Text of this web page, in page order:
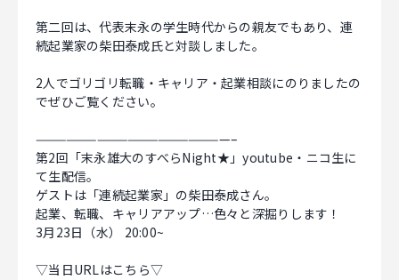
ニュース
イベント
出版
社長ブログ
CAREER
第二回は、代表末永の学生時代からの親友でもあり、連
続起業家の柴田泰成氏と対談しました。
2人でゴリゴリ転職・キャリア・起業相談にのりましたの
でぜひご覧ください。
———————————————————–
第2回「末永雄大のすべらNight★」youtube・ニコ生に
て生配信。
ゲストは「連続起業家」の柴田泰成さん。
起業、転職、キャリアアップ…色々と深掘りします！
3月23日（水） 20:00~
▽当日URLはこちら▽